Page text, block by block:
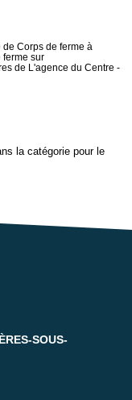
Corps de ferme à
ferme sur
de L'agence du Centre -
la catégorie pour le
SOUS-